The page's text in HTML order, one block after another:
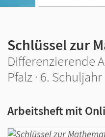
Schlüssel zur
Differenzierende
Pfalz · 6. Schuljahr
Arbeitsheft mit